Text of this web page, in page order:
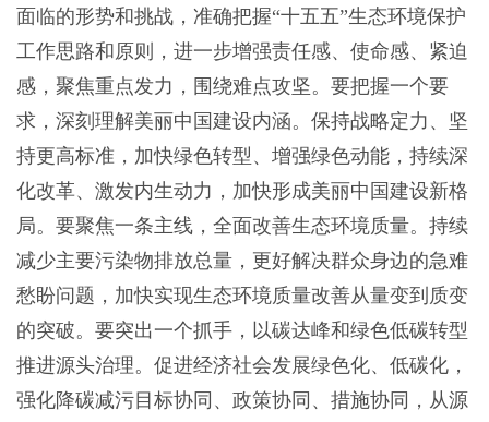
面临的形势和挑战，准确把握“十五五”生态环境保护
工作思路和原则，进一步增强责任感、使命感、紧迫
感，聚焦重点发力，围绕难点攻坚。要把握一个要
求，深刻理解美丽中国建设内涵。保持战略定力、坚
持更高标准，加快绿色转型、增强绿色动能，持续深
化改革、激发内生动力，加快形成美丽中国建设新格
局。要聚焦一条主线，全面改善生态环境质量。持续
减少主要污染物排放总量，更好解决群众身边的急难
愁盼问题，加快实现生态环境质量改善从量变到质变
的突破。要突出一个抓手，以碳达峰和绿色低碳转型
推进源头治理。促进经济社会发展绿色化、低碳化，
强化降碳减污目标协同、政策协同、措施协同，从源